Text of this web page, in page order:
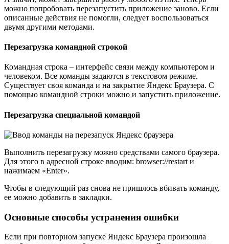
можно попробовать перезапустить приложение заново. Если
описанные действия не помогли, следует воспользоваться
двумя другими методами.
Перезагрузка командной строкой
Командная строка – интерфейс связи между компьютером и
человеком. Все команды задаются в текстовом режиме.
Существует своя команда и на закрытие Яндекс Браузера. С
помощью командной строки можно и запустить приложение.
Перезагрузка специальной командой
Выполнить перезагрузку можно средствами самого браузера.
Для этого в адресной строке вводим: browser://restart и
нажимаем «Enter».
Чтобы в следующий раз снова не пришлось вбивать команду,
ее можно добавить в закладки.
Основные способы устранения ошибки
Если при повторном запуске Яндекс Браузера произошла